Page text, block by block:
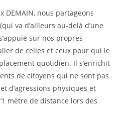
DEMAIN, nous partageons
va d’ailleurs au-delà d’une
sur nos propres
de celles et ceux pour qui le
quotidien. Il s’enrichit
de citoyens qui ne sont pas
d’agressions physiques et
mètre de distance lors des